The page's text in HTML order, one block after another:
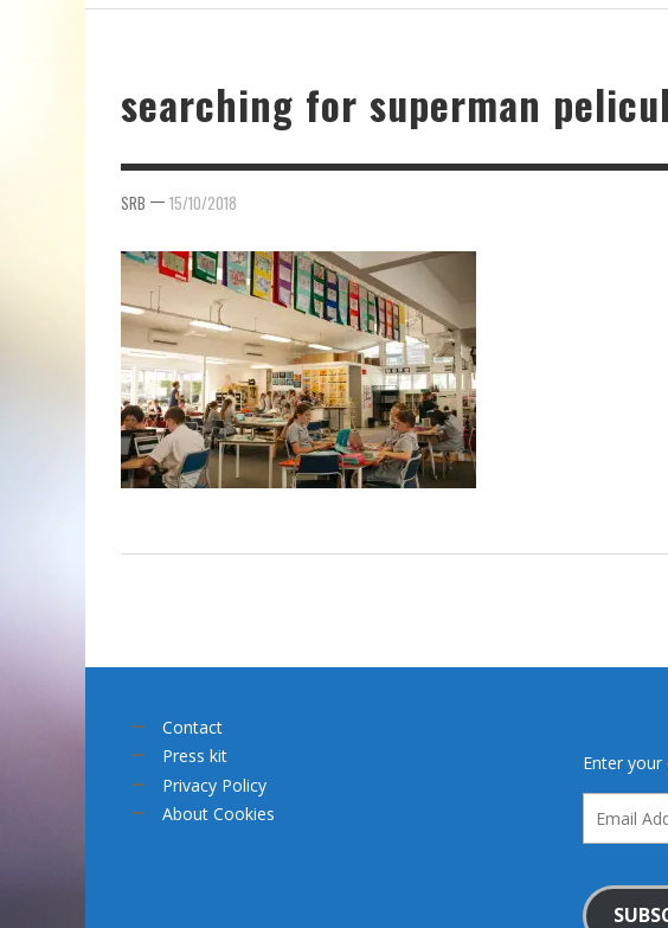
searching for superman
SRB — 15/10/2018
Contact
Press kit
Privacy Policy
About Cookies
Enter
Address